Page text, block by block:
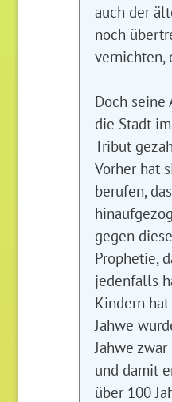
auch der
noch
vernichten,
Doch seine
die Stadt
Tribut
Vorher hat
berufen,
gegen
Prophetie,
jedenfalls
Kindern
Jahwe
Jahwe
und damit
über 100